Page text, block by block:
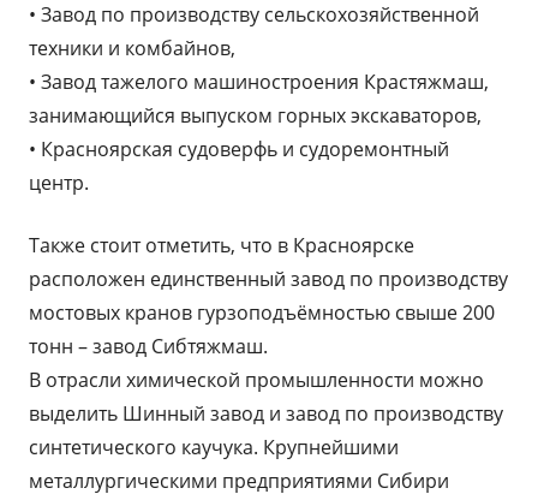
• Завод по производству сельскохозяйственной
техники и комбайнов,
• Завод тажелого машиностроения Крастяжмаш,
занимающийся выпуском горных экскаваторов,
• Красноярская судоверфь и судоремонтный
центр.
Также стоит отметить, что в Красноярске
расположен единственный завод по производству
мостовых кранов гурзоподъёмностью свыше 200
тонн – завод Сибтяжмаш.
В отрасли химической промышленности можно
выделить Шинный завод и завод по производству
синтетического каучука. Крупнейшими
металлургическими предприятиями Сибири